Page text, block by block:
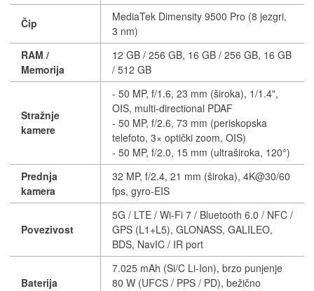
Čip
MediaTek Dimensity 9500 Pro (8 jezgri,
3 nm)
RAM /
Memorija
12 GB / 256 GB, 16 GB / 256 GB, 16 GB
/ 512 GB
Stražnje
kamere
- 50 MP, f/1.6, 23 mm (široka), 1/1.4",
OIS, multi-directional PDAF
- 50 MP, f/2.6, 73 mm (periskopska
telefoto, 3× optički zoom, OIS)
- 50 MP, f/2.0, 15 mm (ultraširoka, 120°)
Prednja
kamera
32 MP, f/2.4, 21 mm (široka), 4K@30/60
fps, gyro-EIS
Povezivost
5G / LTE / Wi-Fi 7 / Bluetooth 6.0 / NFC /
GPS (L1+L5), GLONASS, GALILEO,
BDS, NavIC / IR port
Baterija
7.025 mAh (Si/C Li-Ion), brzo punjenje
80 W (UFCS / PPS / PD), bežično